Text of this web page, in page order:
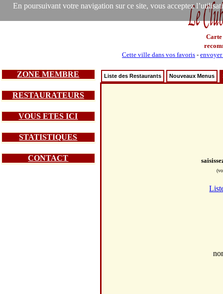
En poursuivant votre navigation sur ce site, vous acceptez
Carte
Cette ville dans vos favoris -
ZONE MEMBRE
RESTAURATEURS
VOUS ETES ICI
STATISTIQUES
CONTACT
Liste des Restaurants Nouveaux Menus